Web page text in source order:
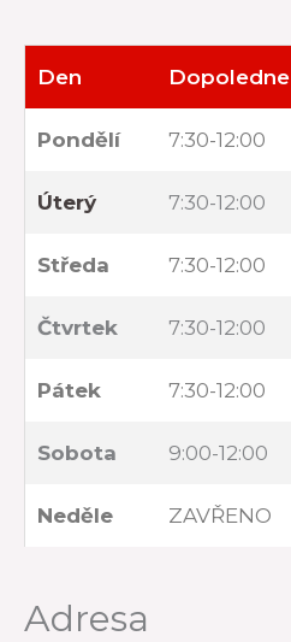
Den Dopoledne
Pondělí 7:30-12:00
Úterý 7:30-12:00
Středa 7:30-12:00
Čtvrtek 7:30-12:00
Pátek 7:30-12:00
Sobota 9:00-12:00
Neděle ZAVŘENO
Adresa